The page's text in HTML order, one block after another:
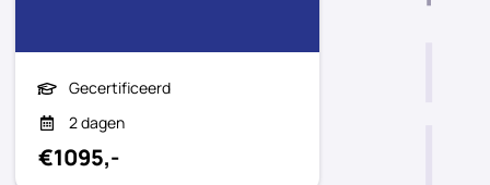
Gecertificeerd
2 dagen
€1095,-